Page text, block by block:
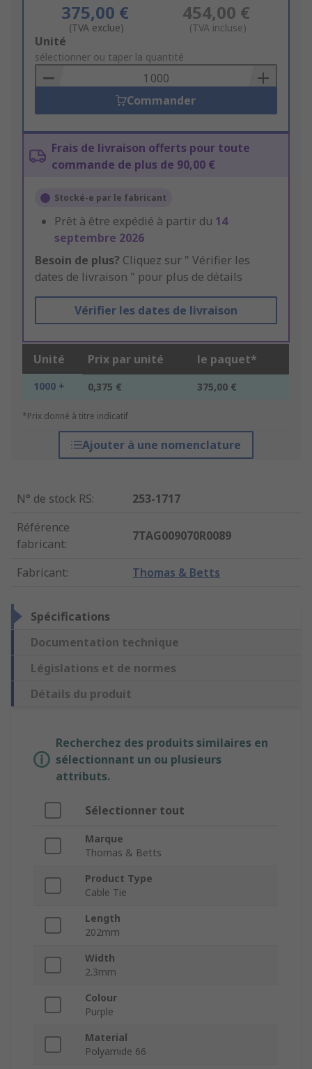
375,00 €
(TVA exclue)
454,00 €
(TVA incluse)
Add
to
Basket
Unité
sélectionner ou taper la quantité
Commander
Frais de livraison offerts pour toute
commande de plus de 90,00 €
Stocké-e par le fabricant
Prêt à être expédié à partir du 14
septembre 2026
Besoin de plus? Cliquez sur " Vérifier les
dates de livraison " pour plus de détails
Vérifier les dates de livraison
Unité Prix par unité le paquet*
1000 + 0,375 € 375,00 €
*Prix donné à titre indicatif
Ajouter à une nomenclature
N° de stock RS:
253-1717
Référence
fabricant:
7TAG009070R0089
Fabricant: Thomas & Betts
Spécifications
Documentation technique
Législations et de normes
Détails du produit
Recherchez des produits similaires en
sélectionnant un ou plusieurs
attributs.
Sélectionner tout
Marque
Thomas & Betts
Product Type
Cable Tie
Length
202mm
Width
2.3mm
Colour
Purple
Material
Polyamide 66